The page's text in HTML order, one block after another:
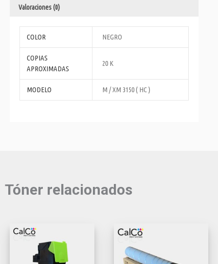
Valoraciones (0)
COLOR NEGRO
COPIAS
APROXIMADAS
20 K
MODELO M / XM 3150 ( HC )
Tóner relacionados